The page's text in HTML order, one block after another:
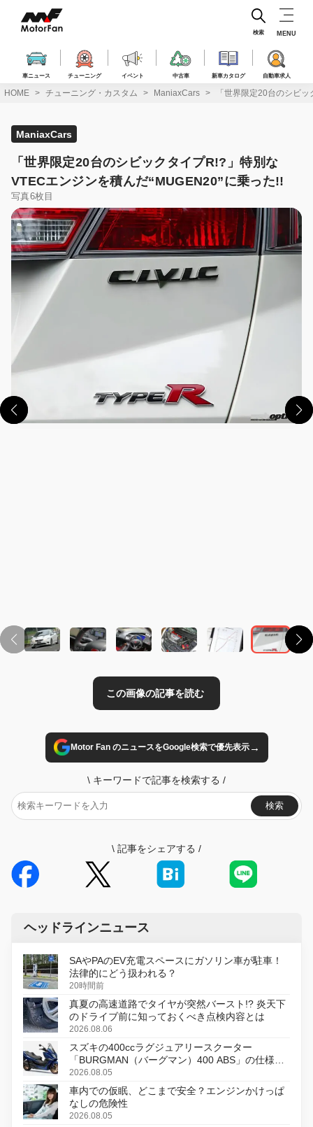
ス
車ニュース チューニング イベント 中古車 新車カタログ 自動車求人
検索 MENU
HOME チューニング・カスタム ManiaxCars 「世界限定20台のシビ
ManiaxCars
「世界限定20台のシビックタイプR!?」特別な
VTECエンジンを積んだ“MUGEN20”に乗った!!
写真6枚目
Motor Fan のニュースをGoogle検索で優先表示→
\ キーワードで記事を検索する /
検索
\ 記事をシェアする /
ヘッドラインニュース
SAやPAのEV充電スペースにガソリン車が駐車！
法律的にどう扱われる？
20時間前
真夏の高速道路でタイヤが突然バースト!? 炎天下
のドライブ前に知っておくべき点検内容とは
2026.08.06
スズキの400ccラグジュアリースクーター
「BURGMAN（バーグマン）400 ABS」の仕様を
変更し、8月18日に発売
2026.08.05
車内での仮眠、どこまで安全？エンジンかけっぱ
なしの危険性
2026.08.05